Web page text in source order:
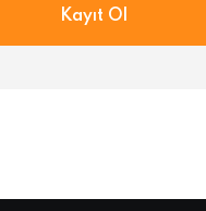
Kayıt Ol